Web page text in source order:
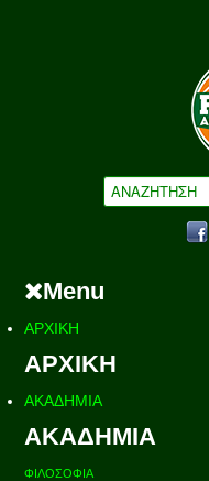
Menu
ΑΡΧΙΚΗ
ΑΡΧΙΚΗ
ΑΚΑΔΗΜΙΑ
ΑΚΑΔΗΜΙΑ
ΦΙΛΟΣΟΦΙΑ